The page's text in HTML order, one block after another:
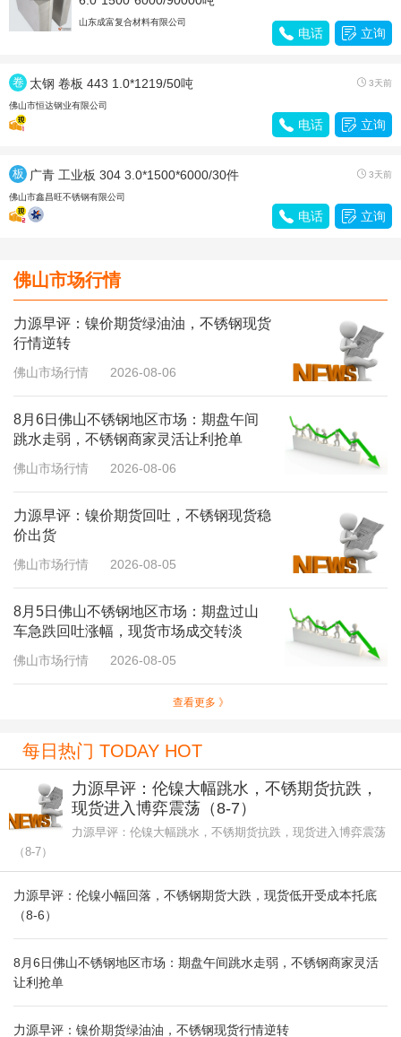
山东成富复合材料有限公司
 电话  立询
卷
带
太钢 卷板 443 1.0*1219/50吨  3天前
佛山市恒达钢业有限公司
 电话  立询
板
材
广青 工业板 304 3.0*1500*6000/30件  3天前
佛山市鑫昌旺不锈钢有限公司
 电话  立询
佛山市场行情
力源早评：镍价期货绿油油，不锈钢现货
行情逆转
佛山市场行情 2026-08-06
8月6日佛山不锈钢地区市场：期盘午间
跳水走弱，不锈钢商家灵活让利抢单
佛山市场行情 2026-08-06
力源早评：镍价期货回吐，不锈钢现货稳
价出货
佛山市场行情 2026-08-05
8月5日佛山不锈钢地区市场：期盘过山
车急跌回吐涨幅，现货市场成交转淡
佛山市场行情 2026-08-05
查看更多 》
每日热门 TODAY HOT
力源早评：伦镍大幅跳水，不锈期货抗跌，
现货进入博弈震荡（8-7）
力源早评：伦镍大幅跳水，不锈期货抗跌，现货进入博弈震荡
（8-7）
力源早评：伦镍小幅回落，不锈钢期货大跌，现货低开受成本托底
（8-6）
8月6日佛山不锈钢地区市场：期盘午间跳水走弱，不锈钢商家灵活
让利抢单
力源早评：镍价期货绿油油，不锈钢现货行情逆转